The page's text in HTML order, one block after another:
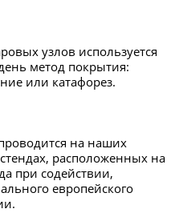
узлов используется
метод покрытия:
или катафорез.
на наших
расположенных на
при содействии,
европейского